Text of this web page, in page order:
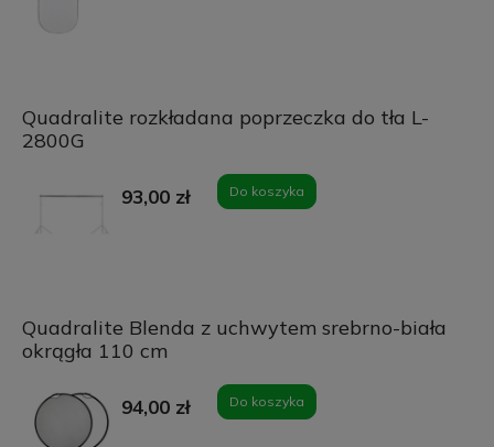
Quadralite rozkładana poprzeczka do tła L-
2800G
93,00 zł Do koszyka
Quadralite Blenda z uchwytem srebrno-biała
okrągła 110 cm
94,00 zł Do koszyka